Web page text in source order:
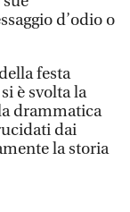
d’odio o
festa
è svolta la
drammatica
dai
la storia